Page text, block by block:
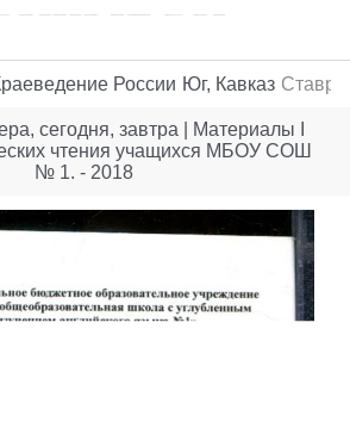
России Юг, Кавказ
сегодня, завтра | Материалы I
чтения учащихся МБОУ СОШ
№ 1. - 2018